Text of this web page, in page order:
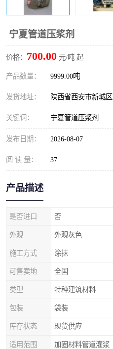
宁夏管道压浆剂
价格： 700.00 元/吨 起
产品数量： 9999.00吨
发货地址： 陕西省西安市新城区
关键词： 宁夏管道压浆剂
发布日期： 2026-08-07
阅 读 量： 37
产品描述
是否进口 否
外观 外观灰色
施工方式 涂抹
可售卖地 全国
类型 特种建筑材料
包装 袋装
库存状态 现货供应
适用范围 加固材料管道灌浆
融雪剂